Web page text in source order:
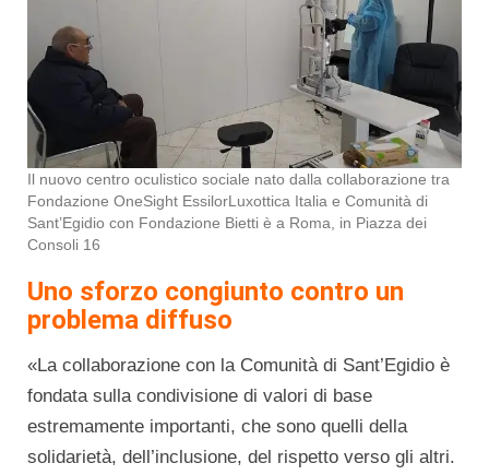
Il nuovo centro oculistico sociale nato dalla collaborazione tra
Fondazione OneSight EssilorLuxottica Italia e Comunità di
Sant’Egidio con Fondazione Bietti è a Roma, in Piazza dei
Consoli 16
Uno sforzo congiunto contro un
problema diffuso
«La collaborazione con la Comunità di Sant’Egidio è
fondata sulla condivisione di valori di base
estremamente importanti, che sono quelli della
solidarietà, dell’inclusione, del rispetto verso gli altri.